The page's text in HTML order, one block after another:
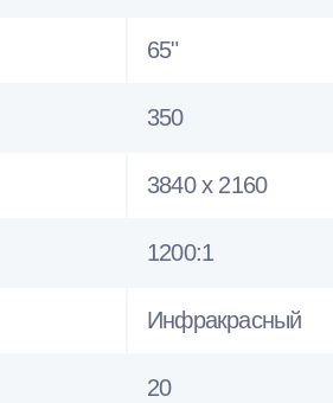
65"
350
3840 x 2160
1200:1
Инфракрасный
20